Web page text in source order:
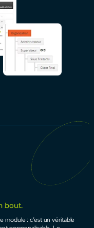
bout.
module : c’est un véritable